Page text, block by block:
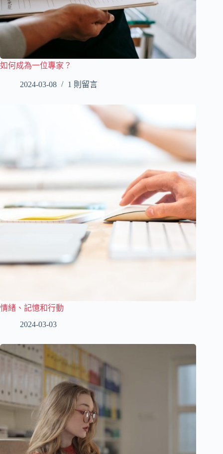
如何成為一位專家？
2024-03-08 1 則留言
情緒、記憶和行動
2024-03-03